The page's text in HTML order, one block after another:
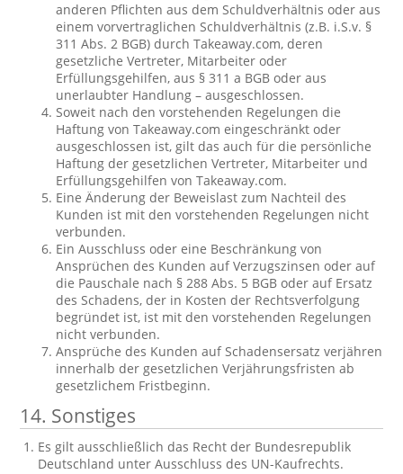
anderen Pflichten aus dem Schuldverhältnis oder aus
einem vorvertraglichen Schuldverhältnis (z.B. i.S.v. §
311 Abs. 2 BGB) durch Takeaway.com, deren
gesetzliche Vertreter, Mitarbeiter oder
Erfüllungsgehilfen, aus § 311 a BGB oder aus
unerlaubter Handlung – ausgeschlossen.
Soweit nach den vorstehenden Regelungen die
Haftung von Takeaway.com eingeschränkt oder
ausgeschlossen ist, gilt das auch für die persönliche
Haftung der gesetzlichen Vertreter, Mitarbeiter und
Erfüllungsgehilfen von Takeaway.com.
Eine Änderung der Beweislast zum Nachteil des
Kunden ist mit den vorstehenden Regelungen nicht
verbunden.
Ein Ausschluss oder eine Beschränkung von
Ansprüchen des Kunden auf Verzugszinsen oder auf
die Pauschale nach § 288 Abs. 5 BGB oder auf Ersatz
des Schadens, der in Kosten der Rechtsverfolgung
begründet ist, ist mit den vorstehenden Regelungen
nicht verbunden.
Ansprüche des Kunden auf Schadensersatz verjähren
innerhalb der gesetzlichen Verjährungsfristen ab
gesetzlichem Fristbeginn.
14. Sonstiges
Es gilt ausschließlich das Recht der Bundesrepublik
Deutschland unter Ausschluss des UN-Kaufrechts.